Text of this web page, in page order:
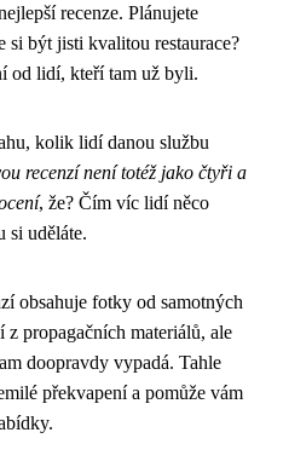
recenze. Plánujete
si být jisti kvalitou restaurace?
od lidí, kteří tam už byli.
kolik lidí danou službu
recenzí není totéž jako čtyři a
, že? Čím víc lidí něco
si uděláte.
obsahuje fotky od samotných
propagačních materiálů, ale
doopravdy vypadá. Tahle
překvapení a pomůže vám